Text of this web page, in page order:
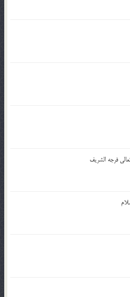
فرجه الشريف